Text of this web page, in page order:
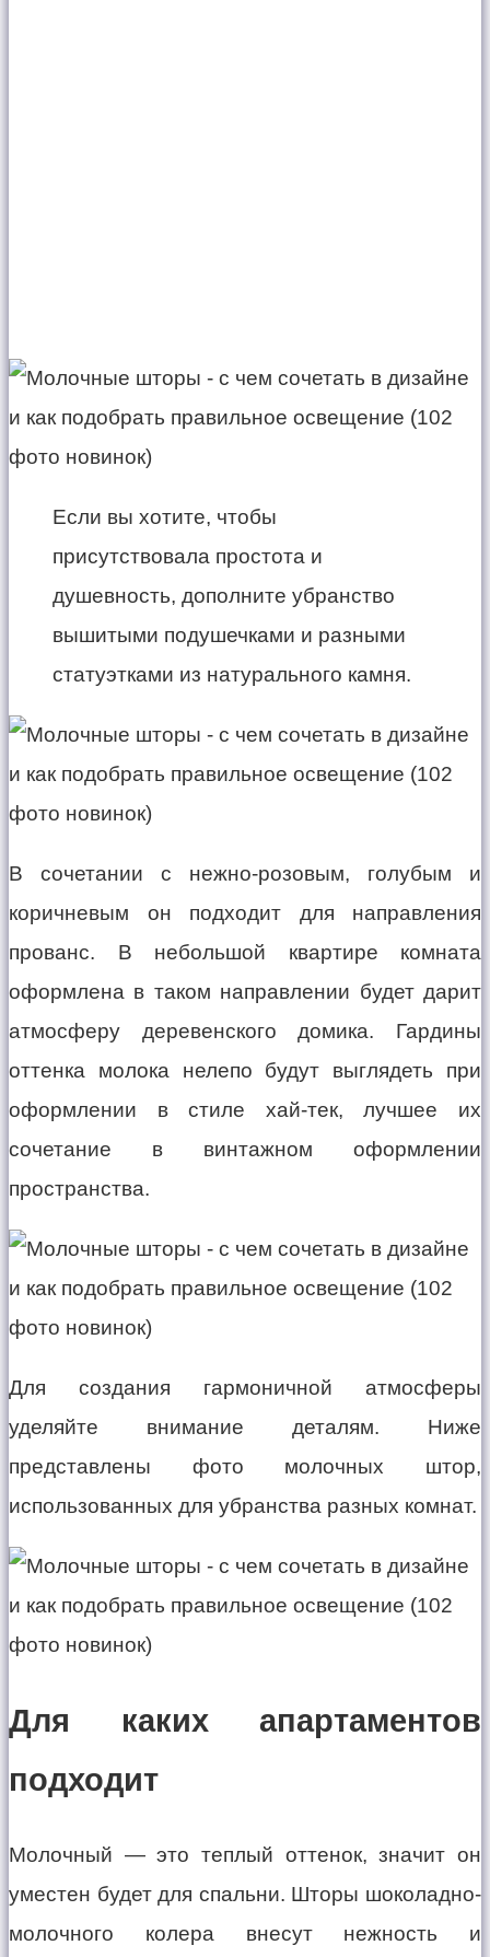
Если вы хотите, чтобы
присутствовала простота и
душевность, дополните убранство
вышитыми подушечками и разными
статуэтками из натурального камня.
В сочетании с нежно-розовым, голубым и
коричневым он подходит для направления
прованс. В небольшой квартире комната
оформлена в таком направлении будет дарит
атмосферу деревенского домика. Гардины
оттенка молока нелепо будут выглядеть при
оформлении в стиле хай-тек, лучшее их
сочетание в винтажном оформлении
пространства.
Для создания гармоничной атмосферы
уделяйте внимание деталям. Ниже
представлены фото молочных штор,
использованных для убранства разных комнат.
Для каких апартаментов
подходит
Молочный — это теплый оттенок, значит он
уместен будет для спальни. Шторы шоколадно-
молочного колера внесут нежность и